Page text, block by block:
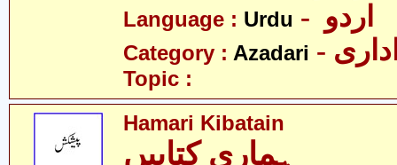
Language : Urdu
Category : Azadari
Topic :
Hamari Kibatain
ہماری کتابیں